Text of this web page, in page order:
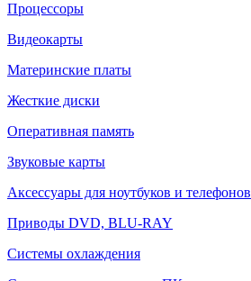
Процессоры
Видеокарты
Материнские платы
Жесткие диски
Оперативная память
Звуковые карты
Аксессуары для ноутбуков и телефонов
Приводы DVD, BLU-RAY
Системы охлаждения